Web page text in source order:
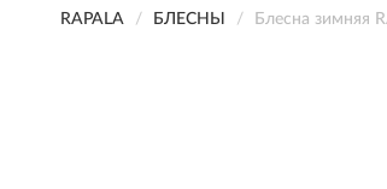
RAPALA БЛЕСНЫ Блесна зимняя